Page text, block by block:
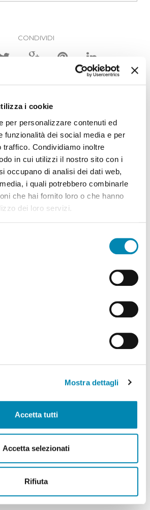
i cookie
per personalizzare contenuti ed
funzionalità dei social media e per
traffico. Condividiamo inoltre
in cui utilizzi il nostro sito con i
occupano di analisi dei dati web,
i quali potrebbero combinarle
che hai fornito loro o che hanno
dei loro servizi.
Mostra dettagli
Accetta tutti
Accetta selezionati
Rifiuta
CONDIVIDI
FISU
ITALIANO
URBANA
per la sicurezza urbana è
attiva dal 1996 che riunisce
di Comuni e Regioni
è promuovere, anche
nuove politiche di sicurezza